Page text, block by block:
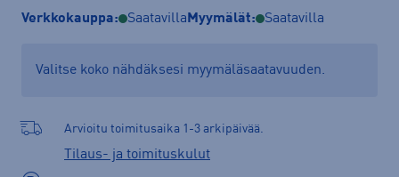
Verkkokauppa: Saatavilla Myymälät: Saatavilla
Valitse koko nähdäksesi myymäläsaatavuuden.
Arvioitu toimitusaika 1-3 arkipäivää.
Tilaus- ja toimituskulut